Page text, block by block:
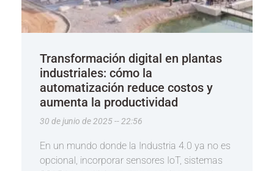
Transformación digital en plantas
industriales: cómo la
automatización reduce costos y
aumenta la productividad
30 de junio de 2025 22:56
En un mundo donde la Industria 4.0 ya no es
opcional, incorporar sensores IoT, sistemas